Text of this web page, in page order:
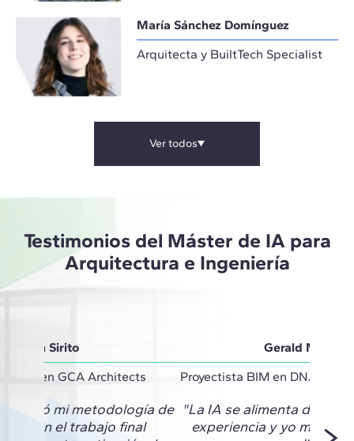
María Sánchez Domínguez
Arquitecta y BuiltTech Specialist
Ver todos
Testimonios del Máster de IA para
Arquitectura e Ingeniería
Vivian Sirito
en GCA Architects
mi metodología de
En el trabajo final
Gerald
Proyectista BIM en DNA
"La IA se alimenta de mi
experiencia y yo me